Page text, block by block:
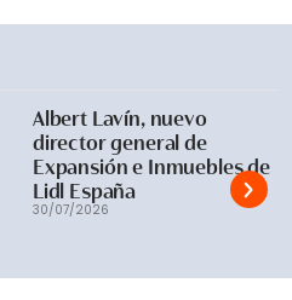
Albert Lavín, nuevo
director general de
Expansión e Inmuebles de
Lidl España
30/07/2026